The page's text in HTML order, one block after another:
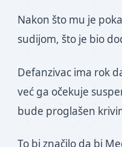
Nakon što mu je
sudijom, što je bio
Defanzivac ima rok
već ga očekuje
bude proglašen
To bi značilo da bi